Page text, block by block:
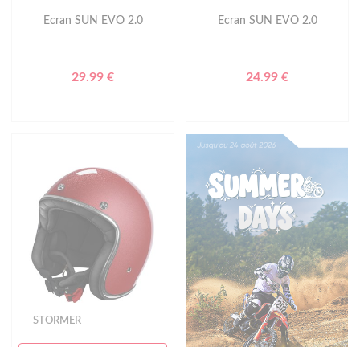
Ecran SUN EVO 2.0
29.99 €
Ecran SUN EVO 2.0
24.99 €
STORMER